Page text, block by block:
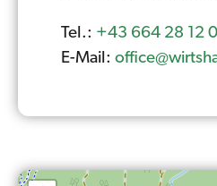
Tel.: +43 664 28 12
E-Mail: